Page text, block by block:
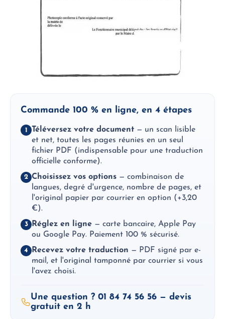
Commande 100 % en ligne, en 4 étapes
1 Téléversez votre document — un scan lisible
et net, toutes les pages réunies en un seul
fichier PDF (indispensable pour une traduction
officielle conforme).
2 Choisissez vos options — combinaison de
langues, degré d'urgence, nombre de pages, et
l'original papier par courrier en option (+3,20
€).
3 Réglez en ligne — carte bancaire, Apple Pay
ou Google Pay. Paiement 100 % sécurisé.
4 Recevez votre traduction — PDF signé par e-
mail, et l'original tamponné par courrier si vous
l'avez choisi.
Une question ? 01 84 74 56 56 — devis
gratuit en 2 h